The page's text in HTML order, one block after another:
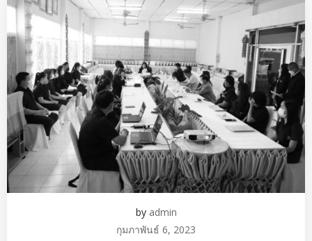
by admin
กุมภาพันธ์ 6, 2023